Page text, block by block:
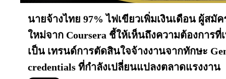
นายจ้างไทย 97% ไฟเขียวเพิ่มเงินเดือน ผู้สมั
ใหม่จาก Coursera ชี้ให้เห็นถึงความต้องการ
เป็น เทรนด์การตัดสินใจจ้างงานจากทักษะ
credentials ที่กำลังเปลี่ยนแปลงตลาดแรงงาน